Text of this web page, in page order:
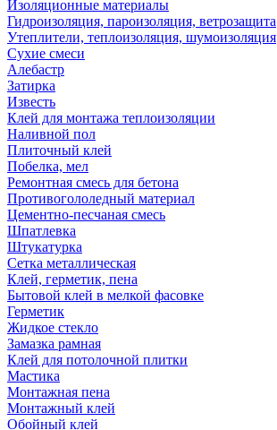
Изоляционные материалы
Гидроизоляция, пароизоляция, ветрозащита
Утеплители, теплоизоляция, шумоизоляция
Сухие смеси
Алебастр
Затирка
Известь
Клей для монтажа теплоизоляции
Наливной пол
Плиточный клей
Побелка, мел
Ремонтная смесь для бетона
Противогололедный материал
Цементно-песчаная смесь
Шпатлевка
Штукатурка
Сетка металлическая
Клей, герметик, пена
Бытовой клей в мелкой фасовке
Герметик
Жидкое стекло
Замазка рамная
Клей для потолочной плитки
Мастика
Монтажная пена
Монтажный клей
Обойный клей